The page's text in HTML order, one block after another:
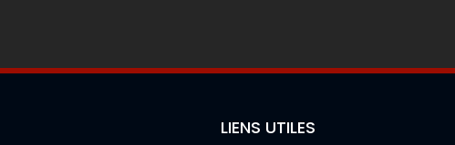
LIENS UTILES